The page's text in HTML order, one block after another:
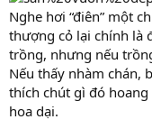
Nghe hơi “điên” một
thượng cỏ lại chính là
trồng, nhưng nếu
Nếu thấy nhàm chán,
thích chút gì đó
hoa dại.